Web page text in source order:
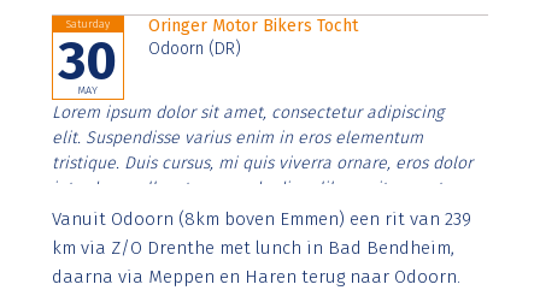
Saturday
30
MAY
Oringer Motor Bikers Tocht
Odoorn (DR)
Lorem ipsum dolor sit amet, consectetur adipiscing
elit. Suspendisse varius enim in eros elementum
tristique. Duis cursus, mi quis viverra ornare, eros dolor
interdum nulla, ut commodo diam libero vitae erat.
Aenean faucibus nibh et justo cursus id rutrum lorem
imperdiet. Nunc ut sem vitae risus tristique posuere.
Vanuit Odoorn (8km boven Emmen) een rit van 239
km via Z/O Drenthe met lunch in Bad Bendheim,
daarna via Meppen en Haren terug naar Odoorn.